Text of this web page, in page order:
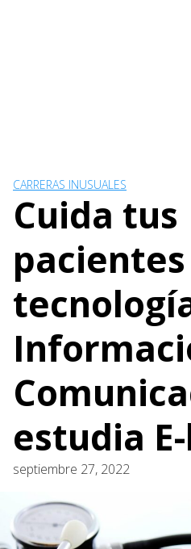
CARRERAS INUSUALES
Cuida tus
estudia
septiembre 27, 2022